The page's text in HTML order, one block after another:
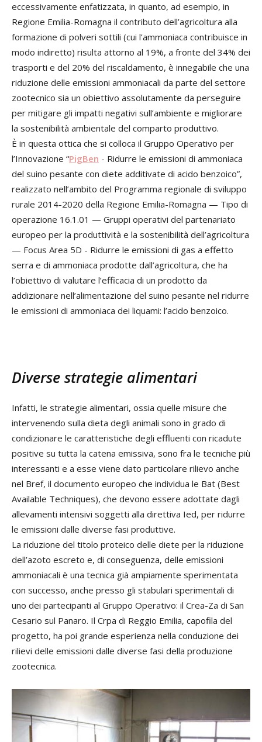
eccessivamente enfatizzata, in quanto, ad esempio, in
Regione Emilia-Romagna il contributo dell’agricoltura alla
formazione di polveri sottili (cui l’ammoniaca contribuisce in
modo indiretto) risulta attorno al 19%, a fronte del 34% dei
trasporti e del 20% del riscaldamento, è innegabile che una
riduzione delle emissioni ammoniacali da parte del settore
zootecnico sia un obiettivo assolutamente da perseguire
per mitigare gli impatti negativi sull’ambiente e migliorare
la sostenibilità ambientale del comparto produttivo.
È in questa ottica che si colloca il Gruppo Operativo per
l’Innovazione “PigBen - Ridurre le emissioni di ammoniaca
del suino pesante con diete additivate di acido benzoico”,
realizzato nell’ambito del Programma regionale di sviluppo
rurale 2014-2020 della Regione Emilia-Romagna — Tipo di
operazione 16.1.01 — Gruppi operativi del partenariato
europeo per la produttività e la sostenibilità dell’agricoltura
— Focus Area 5D - Ridurre le emissioni di gas a effetto
serra e di ammoniaca prodotte dall’agricoltura, che ha
l’obiettivo di valutare l’efficacia di un prodotto da
addizionare nell’alimentazione del suino pesante nel ridurre
le emissioni di ammoniaca dei liquami: l’acido benzoico.
Diverse strategie alimentari
Infatti, le strategie alimentari, ossia quelle misure che
intervenendo sulla dieta degli animali sono in grado di
condizionare le caratteristiche degli effluenti con ricadute
positive su tutta la catena emissiva, sono fra le tecniche più
interessanti e a esse viene dato particolare rilievo anche
nel Bref, il documento europeo che individua le Bat (Best
Available Techniques), che devono essere adottate dagli
allevamenti intensivi soggetti alla direttiva Ied, per ridurre
le emissioni dalle diverse fasi produttive.
La riduzione del titolo proteico delle diete per la riduzione
dell’azoto escreto e, di conseguenza, delle emissioni
ammoniacali è una tecnica già ampiamente sperimentata
con successo, anche presso gli stabulari sperimentali di
uno dei partecipanti al Gruppo Operativo: il Crea-Za di San
Cesario sul Panaro. Il Crpa di Reggio Emilia, capofila del
progetto, ha poi grande esperienza nella conduzione dei
rilievi delle emissioni dalle diverse fasi della produzione
zootecnica.